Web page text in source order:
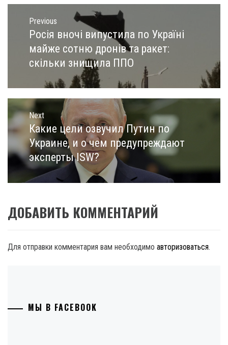
Навигация
записям
Previous
Previous
post:
Росія вночі випустила по Україні
майже сотню дронів та ракет:
скільки знищила ППО
Next
Next
post:
Какие цели озвучил Путин по
Украине, и о чем предупреждают
эксперты ISW?
ДОБАВИТЬ КОММЕНТАРИЙ
Для отправки комментария вам необходимо авторизоваться.
МЫ В FACEBOOK